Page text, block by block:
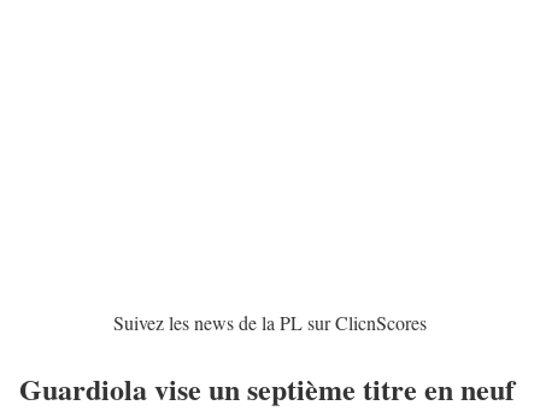
Suivez les news de la PL sur ClicnScores
Guardiola vise un septième titre en neuf